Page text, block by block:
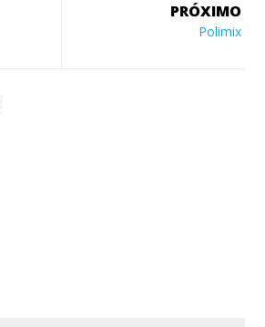
PRÓXIMO
Polimix